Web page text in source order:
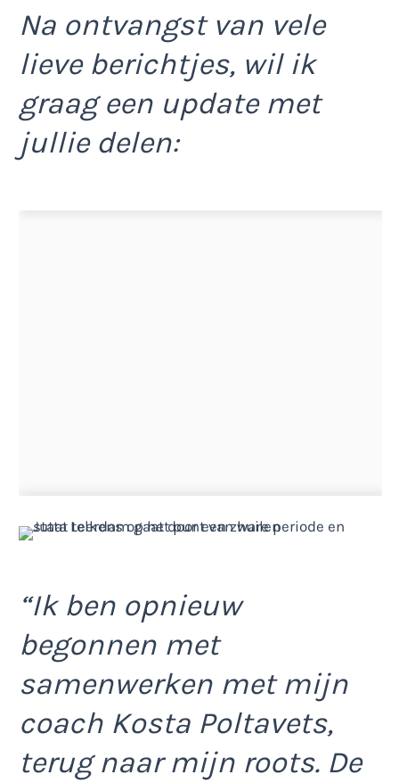
Na ontvangst van vele
lieve berichtjes, wil ik
graag een update met
jullie delen:
“Ik ben opnieuw
begonnen met
samenwerken met mijn
coach Kosta Poltavets,
terug naar mijn roots. De